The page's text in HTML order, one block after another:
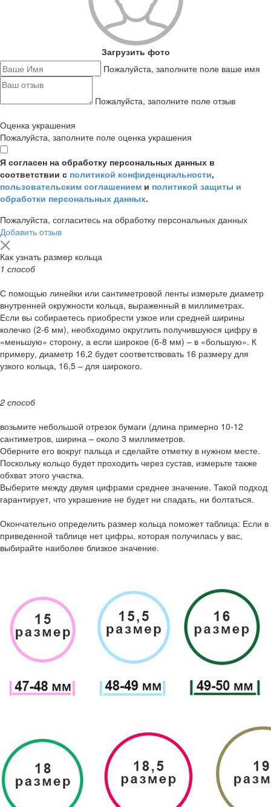
Загрузить фото
Пожалуйста, заполните поле ваше имя
Пожалуйста, заполните поле отзыв
Оценка украшения
Пожалуйста, заполните поле оценка украшения
Я согласен на обработку персональных данных в
соответствии с политикой конфиденциальности,
пользовательским соглашением и политикой защиты и
обработки персональных данных.
Пожалуйста, согласитесь на обработку персональных данных
Добавить отзыв
Как узнать размер кольца
1 способ
С помощью линейки или сантиметровой ленты измерьте диаметр
внутренней окружности кольца, выраженный в миллиметрах.
Если вы собираетесь приобрести узкое или средней ширины
колечко (2-6 мм), необходимо округлить получившуюся цифру в
«меньшую» сторону, а если широкое (6-8 мм) – в «большую». К
примеру, диаметр 16,2 будет соответствовать 16 размеру для
узкого кольца, 16,5 – для широкого.
2 способ
возьмите небольшой отрезок бумаги (длина примерно 10-12
сантиметров, ширина – около 3 миллиметров.
Оберните его вокруг пальца и сделайте отметку в нужном месте.
Поскольку кольцо будет проходить через сустав, измерьте также
обхват этого участка.
Выберите между двумя цифрами среднее значение. Такой подход
гарантирует, что украшение не будет ни спадать, ни болтаться.
Окончательно определить размер кольца поможет таблица: Если в
приведенной таблице нет цифры, которая получилась у вас,
выбирайте наиболее близкое значение.